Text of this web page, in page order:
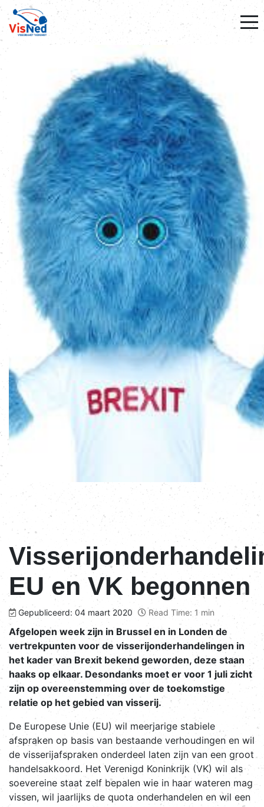
EU en VK begonnen
Gepubliceerd: 04 maart 2020 Read Time: 1 min
Afgelopen week zijn in Brussel en in Londen de
vertrekpunten voor de visserijonderhandelingen in
het kader van Brexit bekend geworden, deze staan
haaks op elkaar. Desondanks moet er voor 1 juli zicht
zijn op overeenstemming over de toekomstige
relatie op het gebied van visserij.
De Europese Unie (EU) wil meerjarige stabiele
afspraken op basis van bestaande verhoudingen en wil
de visserijafspraken onderdeel laten zijn van een groot
handelsakkoord. Het Verenigd Koninkrijk (VK) wil als
soevereine staat zelf bepalen wie in haar wateren mag
vissen, wil jaarlijks de quota onderhandelen en wil een